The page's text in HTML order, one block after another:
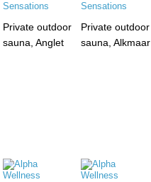
Private outdoor
sauna, Anglet
Private outdoor
sauna, Alkmaar